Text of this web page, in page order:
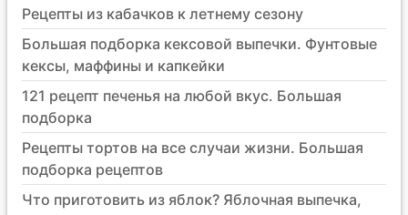
Рецепты из кабачков к летнему сезону
Большая подборка кексовой выпечки. Фунтовые
кексы, маффины и капкейки
121 рецепт печенья на любой вкус. Большая
подборка
Рецепты тортов на все случаи жизни. Большая
подборка рецептов
Что приготовить из яблок? Яблочная выпечка,